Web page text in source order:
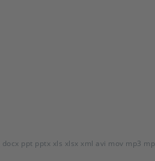
ppt pptx xls xlsx xml avi mov mp3